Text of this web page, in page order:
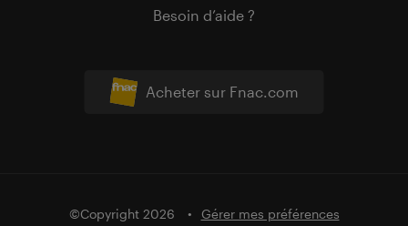
Acheter sur Fnac.com
Besoin d’aide ?
©Copyright 2026 Gérer mes préférences